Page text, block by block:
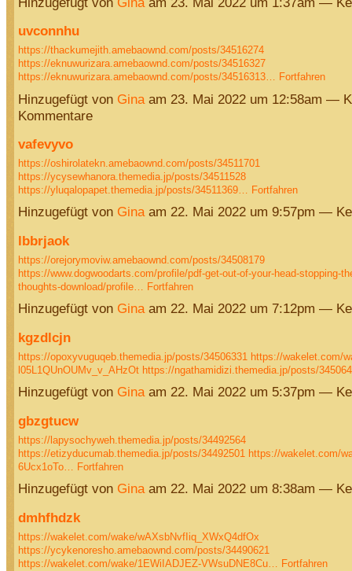
uvconnhu
https://thackumejith.amebaownd.com/posts/34516274
https://eknuwurizara.amebaownd.com/posts/34516327
https://eknuwurizara.amebaownd.com/posts/34516313… Fortfahren
Hinzugefügt von Ginaam 23. Mai 2022 um 12:58am —
Kommentare
vafevyvo
https://oshirolatekn.amebaownd.com/posts/34511701
https://ycysewhanora.themedia.jp/posts/34511528
https://yluqalopapet.themedia.jp/posts/34511369… Fortfahren
Hinzugefügt von Ginaam 22. Mai 2022 um 9:57pm —
lbbrjaok
https://orejorymoviw.amebaownd.com/posts/34508179
https://www.dogwoodarts.com/profile/pdf-get-out-of-your-head-stopping-
thoughts-download/profile… Fortfahren
Hinzugefügt von Ginaam 22. Mai 2022 um 7:12pm —
kgzdlcjn
https://opoxyvuguqeb.themedia.jp/posts/34506331 https://wakelet.com/
l05L1QUnOUMv_v_AHzOt https://ngathamidizi.themedia.jp/posts/
Hinzugefügt von Ginaam 22. Mai 2022 um 5:37pm —
gbzgtucw
https://lapysochyweh.themedia.jp/posts/34492564
https://etizyducumab.themedia.jp/posts/34492501 https://wakelet.com/
6Ucx1oTo… Fortfahren
Hinzugefügt von Ginaam 22. Mai 2022 um 8:38am —
dmhfhdzk
https://wakelet.com/wake/wAXsbNvfIiq_XWxQ4dfOx
https://ycykenoresho.amebaownd.com/posts/34490621
https://wakelet.com/wake/1EWiIADJEZ-VWsuDNE8Cu… Fortfahren